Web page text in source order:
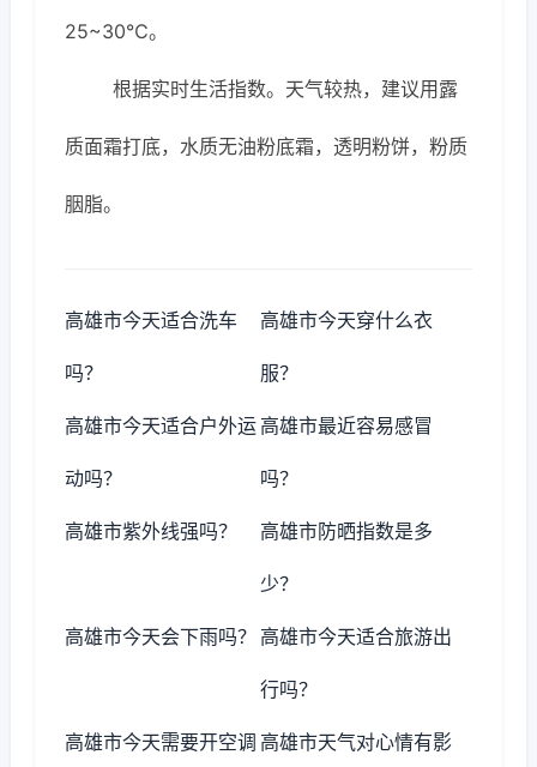
25~30℃。
根据实时生活指数。天气较热，建议用露
质面霜打底，水质无油粉底霜，透明粉饼，粉质
胭脂。
高雄市今天适合洗车
吗？
高雄市今天穿什么衣
服？
高雄市今天适合户外运
动吗？
高雄市最近容易感冒
吗？
高雄市紫外线强吗？ 高雄市防晒指数是多
少？
高雄市今天会下雨吗？ 高雄市今天适合旅游出
行吗？
高雄市今天需要开空调 高雄市天气对心情有影